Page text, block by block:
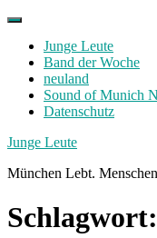
Skip
contentJunge Leute
Band der Woche
neuland
Sound of Munich
Datenschutz
Facebook
Twitter
Instagram
Junge Leute
München Lebt.
Schlagwort: